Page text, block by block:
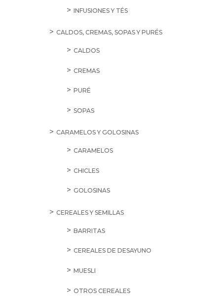
INFUSIONES Y TÉS
CALDOS, CREMAS, SOPAS Y PURÉS
CALDOS
CREMAS
PURÉ
SOPAS
CARAMELOS Y GOLOSINAS
CARAMELOS
CHICLES
GOLOSINAS
CEREALES Y SEMILLAS
BARRITAS
CEREALES DE DESAYUNO
MUESLI
OTROS CEREALES